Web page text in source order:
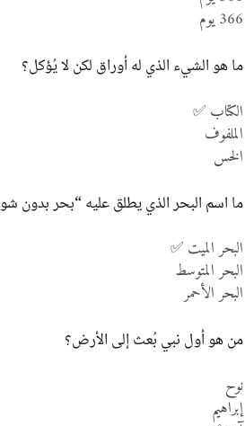
366 يوم
ما هو الشيء الذي له أوراق لكن لا يُؤكل؟
الكتاب ✅
الملفوف
الخس
ما اسم البحر الذي يطلق عليه “بحر بدون
البحر الميت ✅
البحر المتوسط
البحر الأحمر
من هو أول نبي بُعث إلى الأرض؟
نوح
إبراهيم